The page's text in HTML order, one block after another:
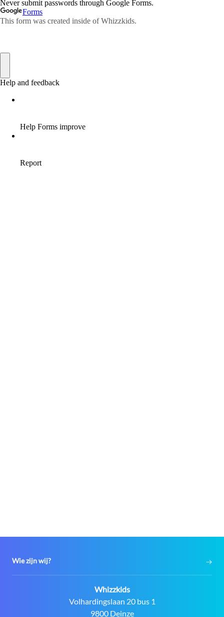
Wie zijn wij?
Contact:
Whizzkids
Adres:
Volhardingslaan 20 bus 1
9800 Deinze